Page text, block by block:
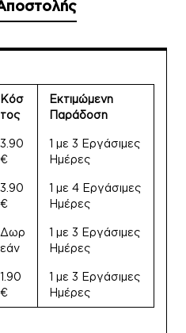
Κόσ
τος
Εκτιμώμενη
Παράδοση
3.90
€
1 με 3 Εργάσιμες
Ημέρες
3.90
€
1 με 4 Εργάσιμες
Ημέρες
Δωρ
εάν
1 με 3 Εργάσιμες
Ημέρες
1.90
€
1 με 3 Εργάσιμες
Ημέρες